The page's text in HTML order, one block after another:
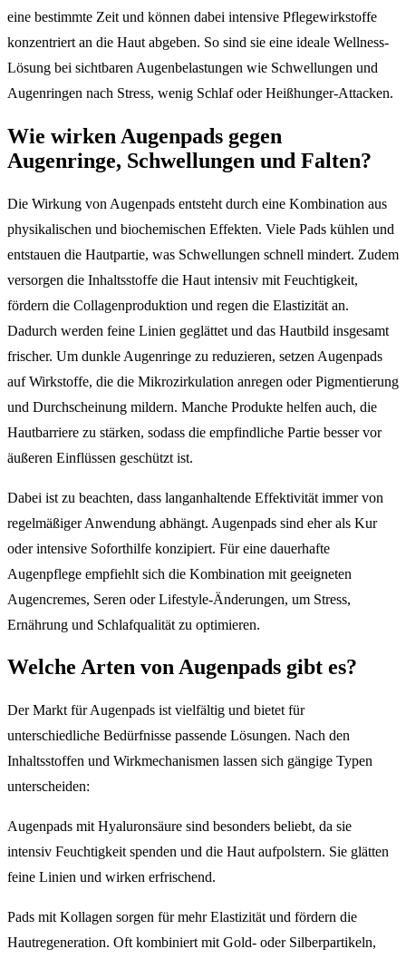
eine bestimmte Zeit und können dabei intensive Pflegewirkstoffe
konzentriert an die Haut abgeben. So sind sie eine ideale Wellness-
Lösung bei sichtbaren Augenbelastungen wie Schwellungen und
Augenringen nach Stress, wenig Schlaf oder Heißhunger-Attacken.
Wie wirken Augenpads gegen
Augenringe, Schwellungen und Falten?
Die Wirkung von Augenpads entsteht durch eine Kombination aus
physikalischen und biochemischen Effekten. Viele Pads kühlen und
entstauen die Hautpartie, was Schwellungen schnell mindert. Zudem
versorgen die Inhaltsstoffe die Haut intensiv mit Feuchtigkeit,
fördern die Collagenproduktion und regen die Elastizität an.
Dadurch werden feine Linien geglättet und das Hautbild insgesamt
frischer. Um dunkle Augenringe zu reduzieren, setzen Augenpads
auf Wirkstoffe, die die Mikrozirkulation anregen oder Pigmentierung
und Durchscheinung mildern. Manche Produkte helfen auch, die
Hautbarriere zu stärken, sodass die empfindliche Partie besser vor
äußeren Einflüssen geschützt ist.
Dabei ist zu beachten, dass langanhaltende Effektivität immer von
regelmäßiger Anwendung abhängt. Augenpads sind eher als Kur
oder intensive Soforthilfe konzipiert. Für eine dauerhafte
Augenpflege empfiehlt sich die Kombination mit geeigneten
Augencremes, Seren oder Lifestyle-Änderungen, um Stress,
Ernährung und Schlafqualität zu optimieren.
Welche Arten von Augenpads gibt es?
Der Markt für Augenpads ist vielfältig und bietet für
unterschiedliche Bedürfnisse passende Lösungen. Nach den
Inhaltsstoffen und Wirkmechanismen lassen sich gängige Typen
unterscheiden:
Augenpads mit Hyaluronsäure sind besonders beliebt, da sie
intensiv Feuchtigkeit spenden und die Haut aufpolstern. Sie glätten
feine Linien und wirken erfrischend.
Pads mit Kollagen sorgen für mehr Elastizität und fördern die
Hautregeneration. Oft kombiniert mit Gold- oder Silberpartikeln,